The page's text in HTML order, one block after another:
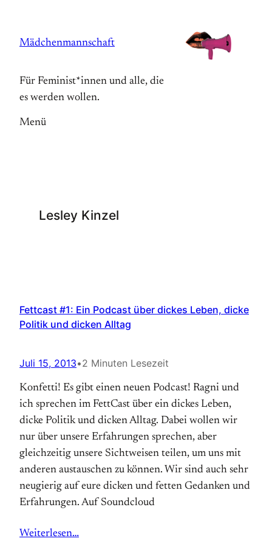
springen
Mädchenmannschaft
Für Feminist*innen und alle, die
es werden wollen.
Menü
Lesley Kinzel
Fettcast #1: Ein Podcast über dickes Leben, dicke
Politik und dicken Alltag
Juli 15, 2013•2 Minuten Lesezeit
Konfetti! Es gibt einen neuen Podcast! Ragni und
ich sprechen im FettCast über ein dickes Leben,
dicke Politik und dicken Alltag. Dabei wollen wir
nur über unsere Erfahrungen sprechen, aber
gleichzeitig unsere Sichtweisen teilen, um uns mit
anderen austauschen zu können. Wir sind auch sehr
neugierig auf eure dicken und fetten Gedanken und
Erfahrungen. Auf Soundcloud
Weiterlesen…